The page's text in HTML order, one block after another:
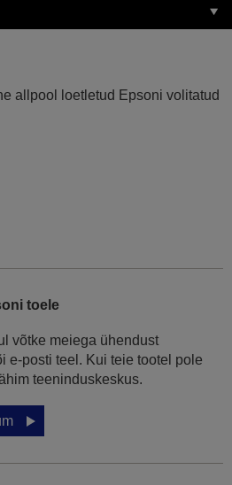
allpool loetletud Epsoni volitatud
toele
võtke meiega ühendust
e-posti teel. Kui teie tootel pole
teeninduskeskus.